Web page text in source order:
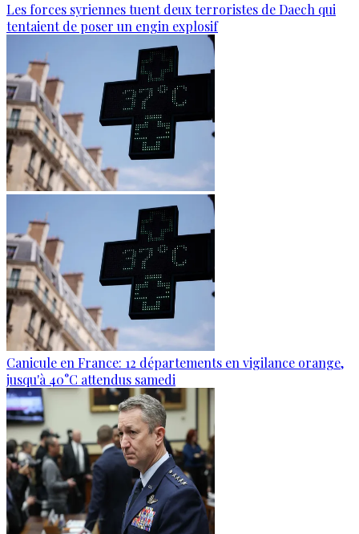
Les forces syriennes tuent deux terroristes de Daech qui
tentaient de poser un engin explosif
Canicule en France: 12 départements en vigilance orange,
jusqu'à 40°C attendus samedi